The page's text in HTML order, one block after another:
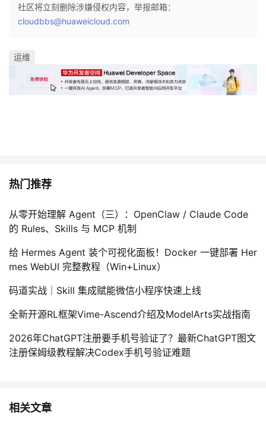
社区将立刻删除涉嫌侵权内容，举报邮箱：
cloudbbs@huaweicloud.com
运维
热门推荐
从零开始理解 Agent（三）：OpenClaw / Claude Code
的 Rules、Skills 与 MCP 机制
给 Hermes Agent 装个可视化面板！Docker 一键部署 Her
mes WebUI 完整教程（Win+Linux）
码道实战｜Skill 集成赋能微信小程序快速上线
全新开源RL框架Vime-Ascend介绍及ModelArts实战指南
2026年ChatGPT注册要手机号验证了？最新ChatGPT图文
注册保姆级教程解决Codex手机号验证难题
相关文章